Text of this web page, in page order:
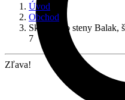
Úvod
Obchod
Skrinka do steny Balak,
7
Zľava!